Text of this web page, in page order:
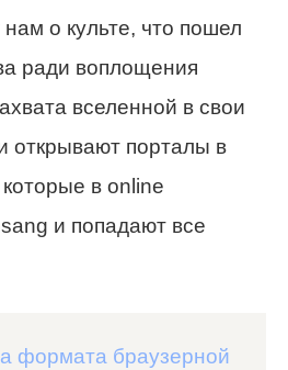
о культе, что пошел
ради воплощения
вселенной в свои
открывают порталы в
в online
и попадают все
формата браузерной